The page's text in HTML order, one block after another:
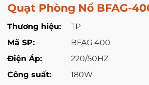
Quạt Phòng Nổ BFAG-
Thương hiệu:
TP
Mã SP:
BFAG 400
Điện Áp:
220/50HZ
Công suất:
180W